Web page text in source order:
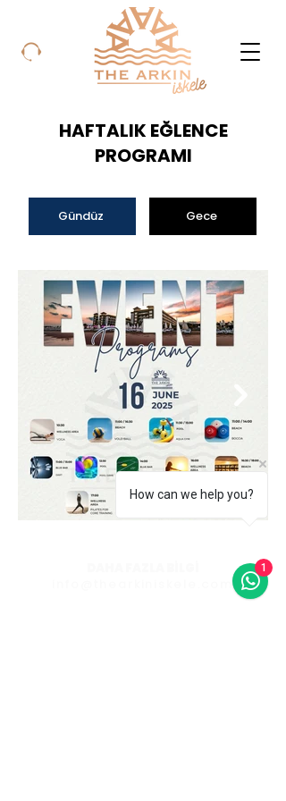
HAFTALIK EĞLENCE
PROGRAMI
Gündüz Gece
info@thearkiniskele.com
How can we help you?
1